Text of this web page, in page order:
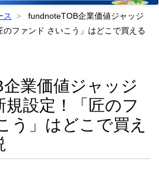
ス
fundnoteTOB企業価値ジャッジ
ファンド さいこう」はどこで買える
業価値ジャッジ
設定！「匠のフ
う」はどこで買え